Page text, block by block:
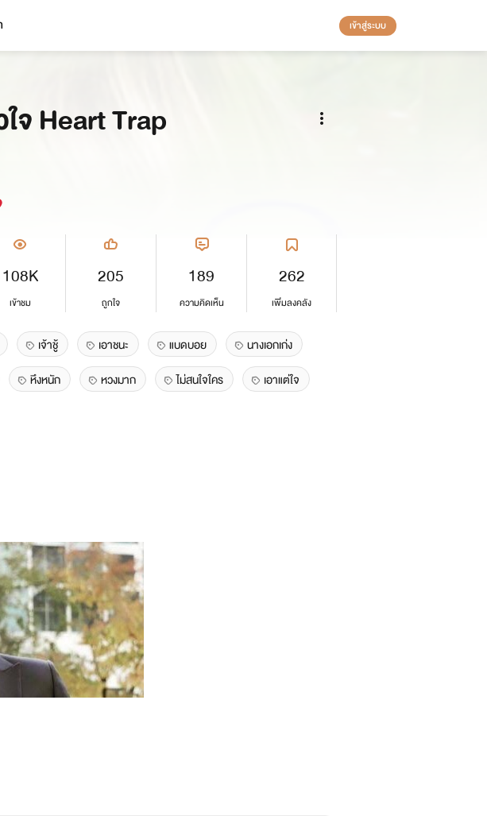
เข้าสู่ระบบ
จ Heart Trap
108K
เข้าชม
205
ถูกใจ
189
ความคิดเห็น
262
เพิ่มลงคลัง
เจ้าชู้ เอาชนะ แบดบอย
นางเอกเก่ง
หึงหนัก หวงมาก ไม่สนใจใคร
เอาแต่ใจ